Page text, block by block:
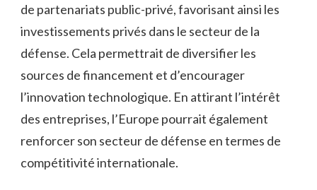
de partenariats⁣ public-privé, favorisant ainsi les
investissements privés dans le secteur de ​la ​
défense.⁣ Cela permettrait de diversifier les
sources de‍ financement‍ et d’encourager
l’innovation technologique. En attirant l’intérêt
des entreprises, l’Europe ‍pourrait également
renforcer son secteur de ‌défense en termes de
compétitivité ‍internationale.